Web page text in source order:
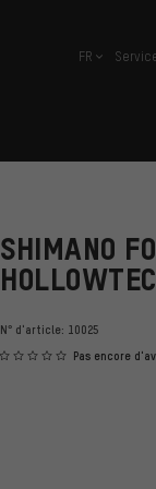
français
FR
SHIMANO
N° d'article: 10025
Pas encore